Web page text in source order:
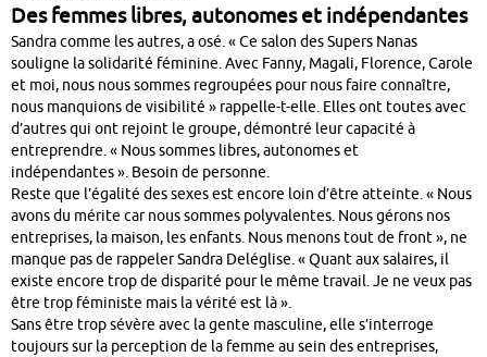
Des femmes libres, autonomes et indépendantes
Sandra comme les autres, a osé. « Ce salon des Supers Nanas
souligne la solidarité féminine. Avec Fanny, Magali, Florence, Carole
et moi, nous nous sommes regroupées pour nous faire connaître,
nous manquions de visibilité » rappelle-t-elle. Elles ont toutes avec
d’autres qui ont rejoint le groupe, démontré leur capacité à
entreprendre. « Nous sommes libres, autonomes et
indépendantes ». Besoin de personne.
Reste que l’égalité des sexes est encore loin d’être atteinte. « Nous
avons du mérite car nous sommes polyvalentes. Nous gérons nos
entreprises, la maison, les enfants. Nous menons tout de front », ne
manque pas de rappeler Sandra Deléglise. « Quant aux salaires, il
existe encore trop de disparité pour le même travail. Je ne veux pas
être trop féministe mais la vérité est là ».
Sans être trop sévère avec la gente masculine, elle s’interroge
toujours sur la perception de la femme au sein des entreprises,